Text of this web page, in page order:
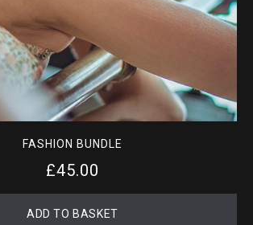
FASHION BUNDLE
£45.00
ADD TO BASKET